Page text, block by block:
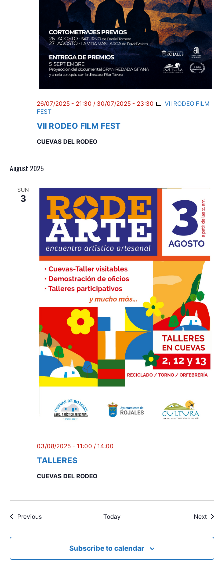
VII RODEO FILM FEST
26/07/2025 - 21:30 / 30/07/2025 - 23:30
VII RODEO FILM
FEST
CUEVAS DEL RODEO
August 2025
SUN
3
TALLERES
03/08/2025 - 11:00 / 14:00
CUEVAS DEL RODEO
PreviousEvents Today Next
Subscribe to calendar